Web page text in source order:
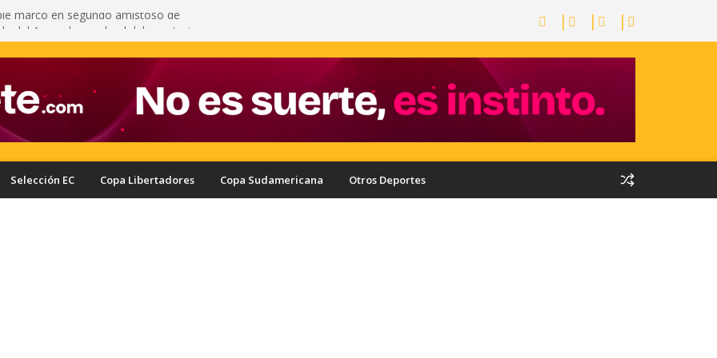
marcó en segundo amistoso de
cuánto ganaría el ecuatoriano
puede quedar eliminado de la Copa
a haber derrotado a Liga de Portoviejo?
con nuevo delantero: Ronie Carrillo llegó a
fichar por el Bombillo
Liga de Portoviejo en polémica partido
Selección EC Copa Libertadores Copa Sudamericana Otros Deportes